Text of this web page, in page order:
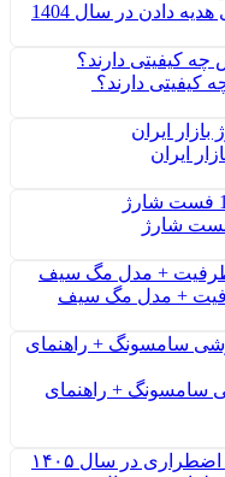
در سال 1404
+ مدل مگ سیف
+ راهنمای